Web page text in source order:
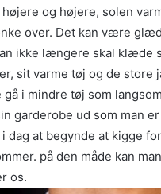
og højere, solen
over. Det kan være
ikke længere skal klæde
sit varme tøj og de
i mindre tøj som
garderobe ud som man
at begynde at kigge
på den måde kan
os.